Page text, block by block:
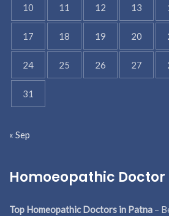
10 11 12 13
17 18 19 20
24 25 26 27
31
« Sep
Homoeopathic Doctor
Top Homeopathic Doctors in Patna –